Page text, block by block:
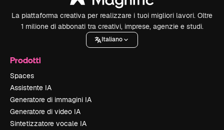
La piattaforma creativa per realizzare i tuoi migliori lavori. Oltre
1 milione di abbonati tra creativi, imprese, agenzie e studi.
Italiano
Prodotti
Spaces
Assistente IA
Generatore di immagini IA
Generatore di video IA
Sintetizzatore vocale IA